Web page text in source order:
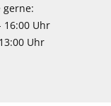
gerne:
16:00 Uhr
Uhr